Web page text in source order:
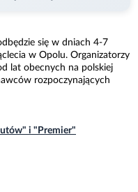
się w dniach 4-7
w Opolu. Organizatorzy
lat obecnych na polskiej
rozpoczynających
i "Premier"